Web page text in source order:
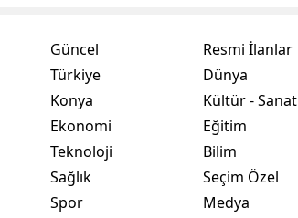
Şırnak
Ardahan
Güncel
Türkiye
Konya
Ekonomi
Teknoloji
Sağlık
Spor
Resmi İlanlar
Dünya
Kültür - Sanat
Eğitim
Bilim
Seçim Özel
Medya